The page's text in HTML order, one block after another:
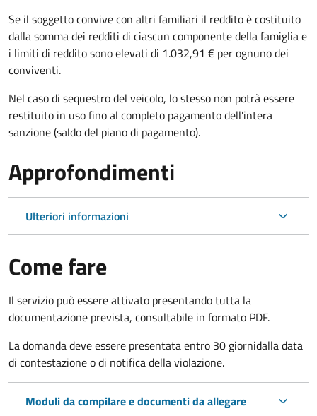
Se il soggetto convive con altri familiari il reddito è costituito
dalla somma dei redditi di ciascun componente della famiglia e
i limiti di reddito sono elevati di 1.032,91 € per ognuno dei
conviventi.
Nel caso di sequestro del veicolo, lo stesso non potrà essere
restituito in uso fino al completo pagamento dell'intera
sanzione (saldo del piano di pagamento).
Approfondimenti
Ulteriori informazioni
Come fare
Il servizio può essere attivato presentando tutta la
documentazione prevista, consultabile in formato PDF.
La domanda deve essere presentata entro 30 giornidalla data
di contestazione o di notifica della violazione.
Moduli da compilare e documenti da allegare